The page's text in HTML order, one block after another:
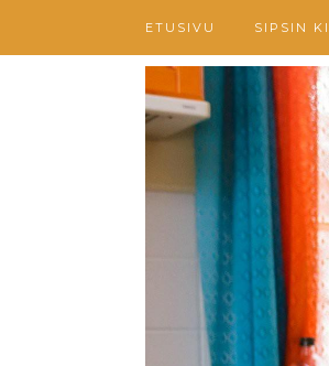
ETUSIVU SIPSIN